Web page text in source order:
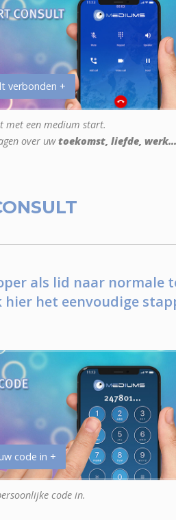
verbonden +
met een medium start.
over uwtoekomst, liefde, werk...
als lid naar normale
het eenvoudige
code in +
code in.